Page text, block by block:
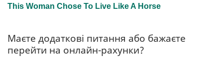
Маєте додаткові питання або бажаєте
перейти на онлайн-рахунки?